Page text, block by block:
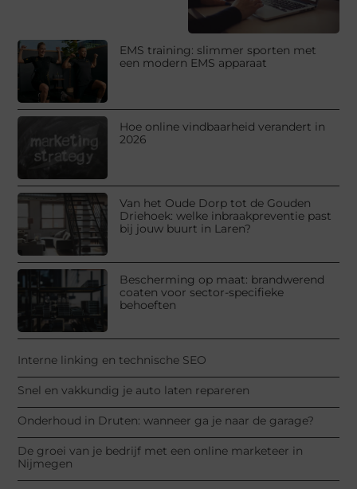
EMS training: slimmer sporten met
een modern EMS apparaat
Hoe online vindbaarheid verandert in
2026
Van het Oude Dorp tot de Gouden
Driehoek: welke inbraakpreventie past
bij jouw buurt in Laren?
Bescherming op maat: brandwerend
coaten voor sector-specifieke
behoeften
Interne linking en technische SEO
Snel en vakkundig je auto laten repareren
Onderhoud in Druten: wanneer ga je naar de garage?
De groei van je bedrijf met een online marketeer in
Nijmegen